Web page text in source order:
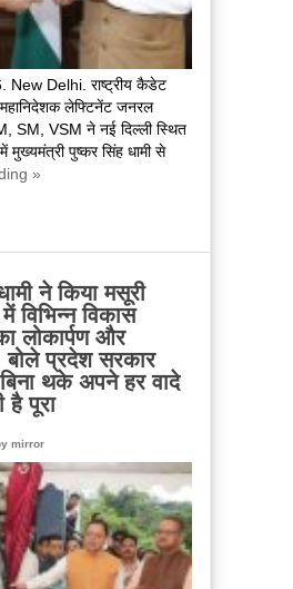
Delhi. राष्ट्रीय कैडेट
लेफ्टिनेंट जनरल
SM, VSM ने नई दिल्ली स्थित
मुख्यमंत्री पुष्कर सिंह धामी से
»
ने किया मसूरी
विभिन्न विकास
लोकार्पण और
बोले प्रदेश सरकार
थके अपने हर वादे
है पूरा
mirror